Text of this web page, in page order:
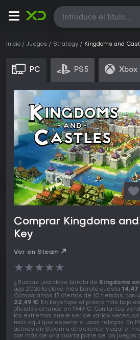
Todas
Inicio Juegos Strategy Kingdoms and
PC PS5 Xbox
Comprar Kingdoms
Key
Ver en Steam
★★★★★
¿Buscas una clave barata de Kingdoms
ago 2026 la clave más barata cuesta 14,47
Comparamos 13 ofertas de 10 tiendas, con
22,49 €. En keyshops el precio más bajo
oficiales arranca en 19,49 €. Con tantos
los extremos suele ser de varias veces,
más aquí que esperar a unas rebajas. En
activas en Steam u otro cliente, y aquí el
con más de una cuarta parte de los juegos